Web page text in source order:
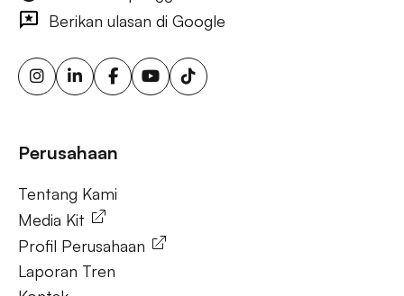
bertarget, layar iklan digital, iklan papan reklame urban, iklan
ooh yang dipicu cuaca, papan reklame sensor gerak,
solusi ooh fleksibel, iklan luar ruang berkelanjutan, papan
reklame energi terbarukan, papan reklame tenaga surya,
ooh untuk bisnis kecil, aktivasi merek luar ruang.
Tentang Kami
Berikan ulasan di Google
Perusahaan
Tentang Kami
Media Kit
Profil Perusahaan
Laporan Tren